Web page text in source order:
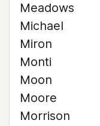
Meadows
Michael
Miron
Monti
Moon
Moore
Morrison